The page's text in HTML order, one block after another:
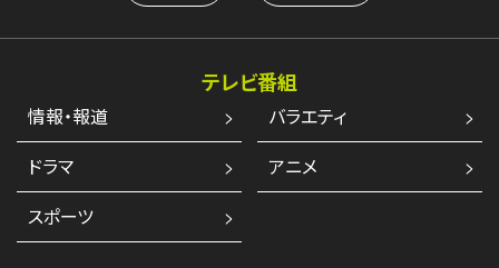
テレビ番組
情報・報道
バラエティ
ドラマ
アニメ
スポーツ